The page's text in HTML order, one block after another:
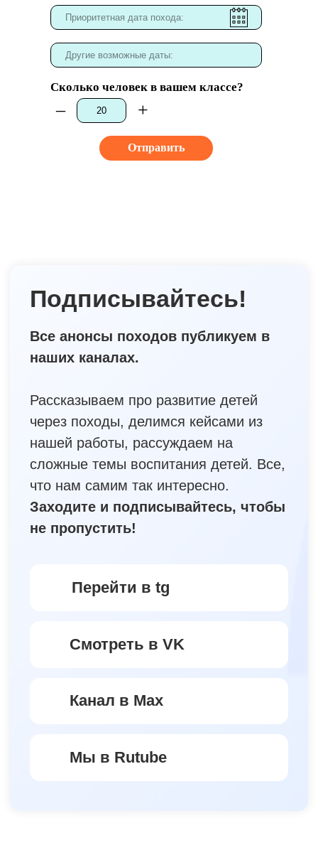
Сколько человек в вашем классе?
– +
Отправить